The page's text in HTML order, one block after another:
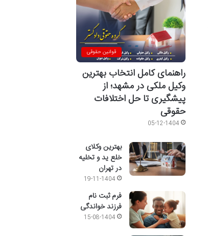
قوانین حقوقی
راهنمای کامل انتخاب بهترین
وکیل ملکی در مشهد؛ از
پیشگیری تا حل اختلافات
حقوقی
05-12-1404
بهترین وکلای
خلع ید و تخلیه
در تهران
19-11-1404
فرم ثبت نام
فرزند خواندگی
15-08-1404